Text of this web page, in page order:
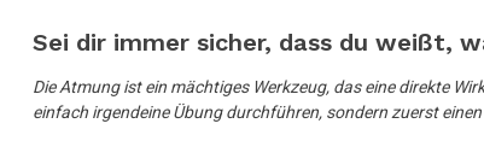
Sei dir immer sicher, dass du weißt,
Die Atmung ist ein mächtiges Werkzeug, das eine direkte
einfach irgendeine Übung durchführen, sondern zuerst